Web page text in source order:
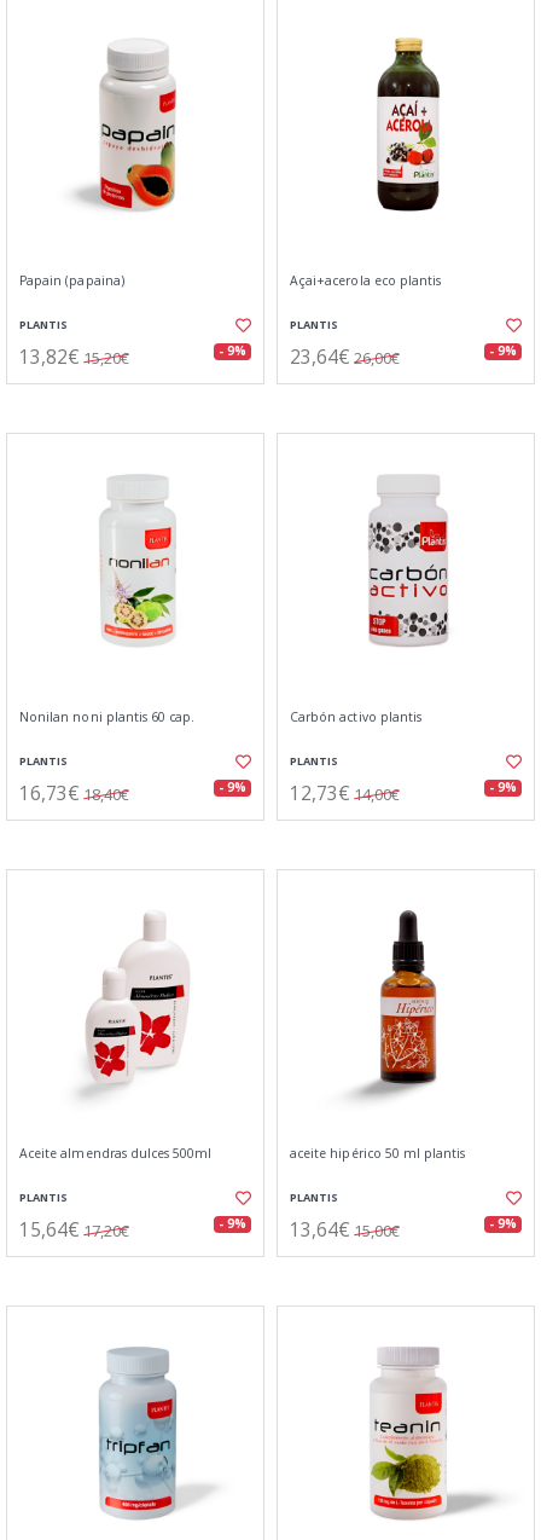
Papain (papaina)
PLANTIS
13,82€ 15,20€ - 9%
Açai+acerola eco plantis
PLANTIS
23,64€ 26,00€ - 9%
Nonilan noni plantis 60 cap.
PLANTIS
16,73€ 18,40€ - 9%
Carbón activo plantis
PLANTIS
12,73€ 14,00€ - 9%
Aceite almendras dulces 500ml
PLANTIS
15,64€ 17,20€ - 9%
aceite hipérico 50 ml plantis
PLANTIS
13,64€ 15,00€ - 9%